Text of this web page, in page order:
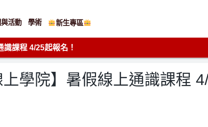
活動 學術 新生專區
識課程 4/25起報名！
上學院】暑假線上通識課程